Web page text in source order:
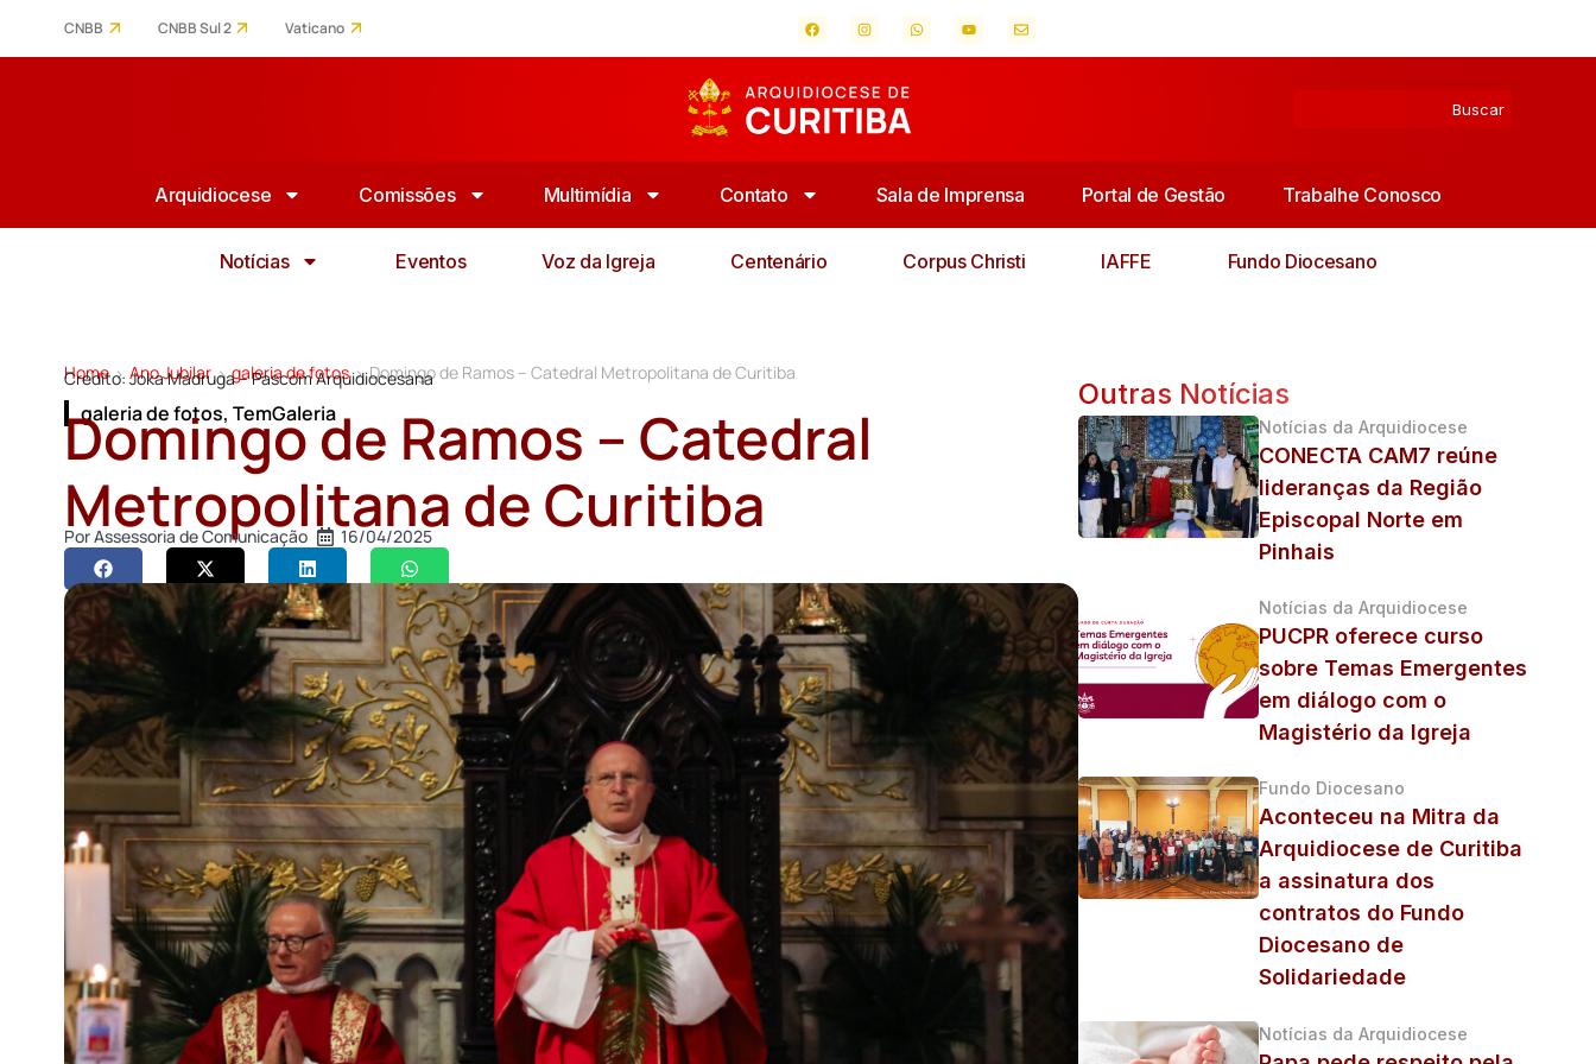
CNBB CNBB Sul 2 Vaticano
Arquidiocese Comissões Multimídia Contato Sala de Imprensa Portal de Gestão Trabalhe Conosco
Notícias Eventos Voz da Igreja Centenário Corpus Christi IAFFE Fundo Diocesano
Home > Ano Jubilar > galeria de fotos > Domingo de Ramos – Catedral Metropolitana de Curitiba
Crédito: Joka Madruga – Pascom Arquidiocesana
galeria de fotos, TemGaleria
Domingo de Ramos – Catedral
Metropolitana de Curitiba
PorAssessoria de Comunicação 16/04/2025
Outras Notícias
Notícias da Arquidiocese
CONECTA CAM7 reúne
lideranças da Região
Episcopal Norte em
Pinhais
Notícias da Arquidiocese
PUCPR oferece curso
sobre Temas Emergentes
em diálogo com o
Magistério da Igreja
Fundo Diocesano
Aconteceu na Mitra da
Arquidiocese de Curitiba
a assinatura dos
contratos do Fundo
Diocesano de
Solidariedade
Notícias da Arquidiocese